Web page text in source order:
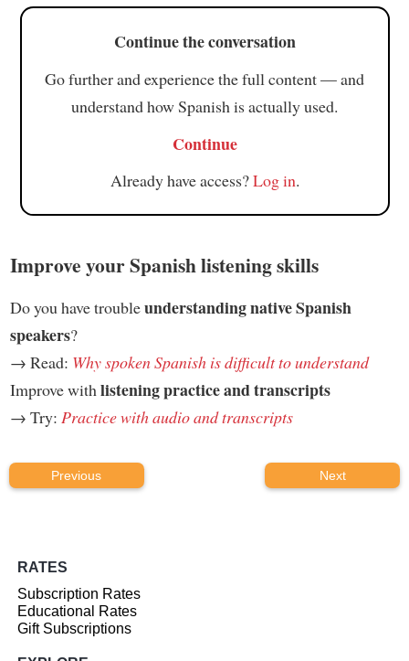
Continue the conversation
Go further and experience the full content — and
understand how Spanish is actually used.
Continue
Already have access?Log in.
Improve your Spanish listening skills
Do you have troubleunderstanding native Spanish
speakers?
→ Read: Why spoken Spanish is difficult to understand
Improve with listening practice and transcripts
→ Try: Practice with audio and transcripts
Previous Next
RATES
Subscription Rates
Educational Rates
Gift Subscriptions